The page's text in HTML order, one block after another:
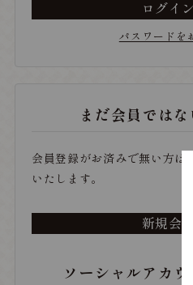
ログイ
パスワードを
まだ会員では
会員登録がお済みで無い方は
いたします。
新規会
ソーシャルアカウ